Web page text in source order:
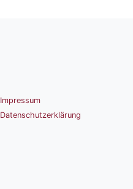
Impressum
Datenschutzerklärung